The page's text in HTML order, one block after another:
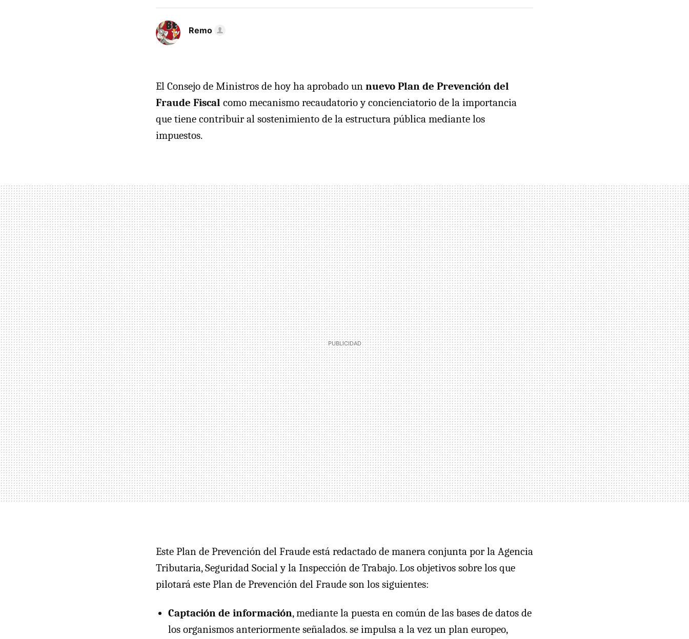
Remo
El Consejo de Ministros de hoy ha aprobado un nuevo Plan de Prevención del
Fraude Fiscal como mecanismo recaudatorio y concienciatorio de la importancia
que tiene contribuir al sostenimiento de la estructura pública mediante los
impuestos.
Este Plan de Prevención del Fraude está redactado de manera conjunta por la Agencia
Tributaria, Seguridad Social y la Inspección de Trabajo. Los objetivos sobre los que
pilotará este Plan de Prevención del Fraude son los siguientes:
Captación de información, mediante la puesta en común de las bases de datos de
los organismos anteriormente señalados. se impulsa a la vez un plan europeo,